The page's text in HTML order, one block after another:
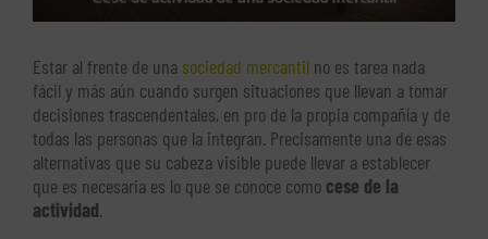
Estar al frente de una sociedad mercantil no es tarea nada
fácil y más aún cuando surgen situaciones que llevan a tomar
decisiones trascendentales, en pro de la propia compañía y de
todas las personas que la integran. Precisamente una de esas
alternativas que su cabeza visible puede llevar a establecer
que es necesaria es lo que se conoce como cese de la
actividad.